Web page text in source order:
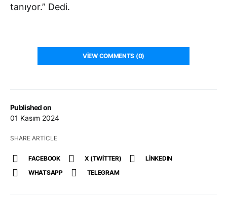
Published on
01 Kasım 2024
SHARE ARTICLE
FACEBOOK X (TWITTER)
LINKEDIN
WHATSAPP
TELEGRAM
tanıyor.” Dedi.
VIEW COMMENTS (0)